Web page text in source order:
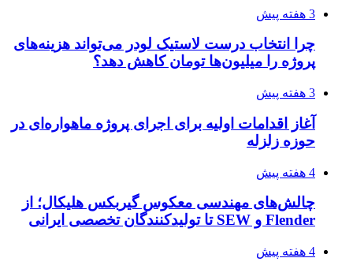
3 هفته پیش
چرا انتخاب درست لاستیک لودر می‌تواند هزینه‌های
پروژه را میلیون‌ها تومان کاهش دهد؟
3 هفته پیش
آغاز اقدامات اولیه برای اجرای پروژه ماهواره‌ای در
حوزه زلزله
4 هفته پیش
چالش‌های مهندسی معکوس گیربکس هلیکال؛ از
Flender و SEW تا تولیدکنندگان تخصصی ایرانی
4 هفته پیش